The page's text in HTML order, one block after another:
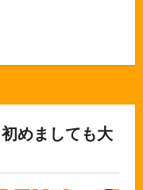
めましても大